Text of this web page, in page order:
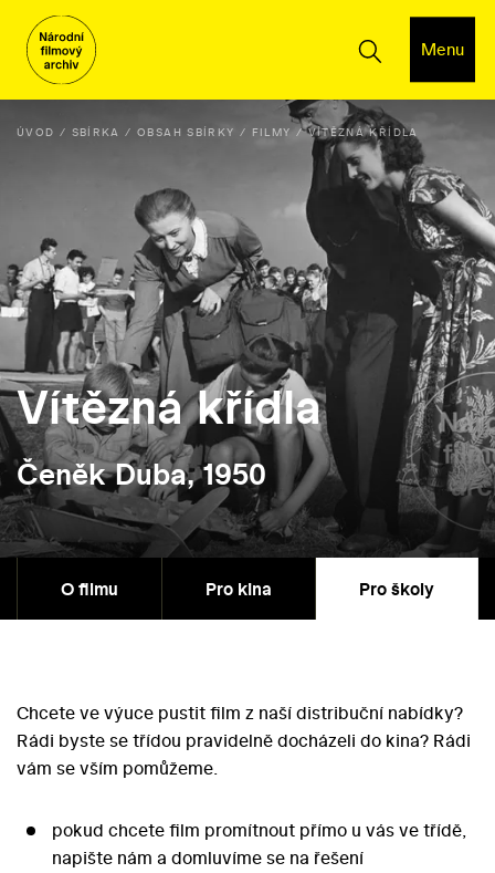
Menu
ÚVOD SBÍRKA OBSAH SBÍRKY FILMY VÍTĚZNÁ KŘÍDLA
Vítězná křídla
Čeněk Duba, 1950
O filmu Pro kina Pro školy
Chcete ve výuce pustit film z naší distribuční nabídky?
Rádi byste se třídou pravidelně docházeli do kina? Rádi
vám se vším pomůžeme.
pokud chcete film promítnout přímo u vás ve třídě,
napište nám a domluvíme se na řešení